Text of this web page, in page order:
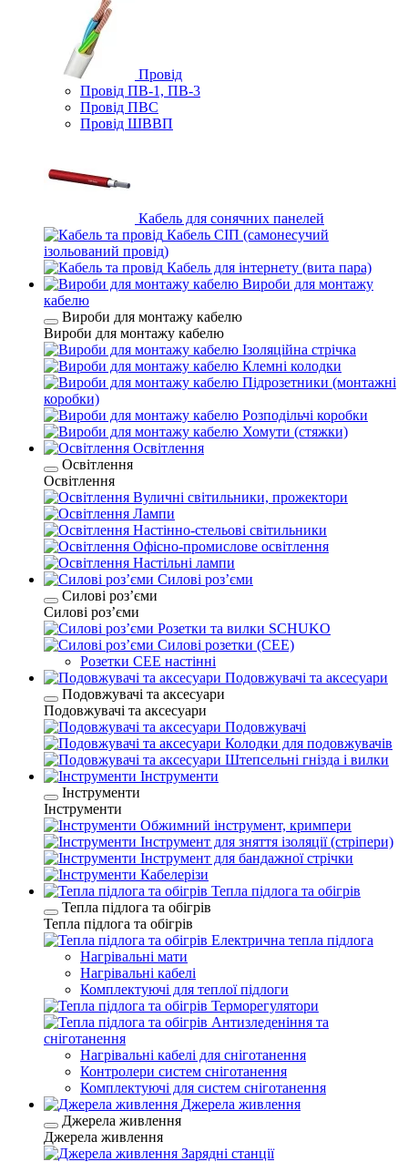
Провід
Провід ПВ-1, ПВ-3
Провід ПВС
Провід ШВВП
Кабель для сонячних панелей
Кабель СІП (самонесучий
ізольований провід)
Кабель для інтернету (вита пара)
Вироби для монтажу
кабелю
Вироби для монтажу кабелю
Вироби для монтажу кабелю
Ізоляційна стрічка
Клемні колодки
Підрозетники (монтажні
коробки)
Розподільчі коробки
Хомути (стяжки)
Освітлення
Освітлення
Освітлення
Вуличні світильники, прожектори
Лампи
Настінно-стельові світильники
Офісно-промислове освітлення
Настільні лампи
Силові розʼєми
Силові розʼєми
Силові розʼєми
Розетки та вилки SCHUKO
Силові розетки (CEE)
Розетки CEE настінні
Подовжувачі та аксесуари
Подовжувачі та аксесуари
Подовжувачі та аксесуари
Подовжувачі
Колодки для подовжувачів
Штепсельні гнізда і вилки
Інструменти
Інструменти
Інструменти
Обжимний інструмент, кримпери
Інструмент для зняття ізоляції (стріпери)
Інструмент для бандажної стрічки
Кабелерізи
Тепла підлога та обігрів
Тепла підлога та обігрів
Тепла підлога та обігрів
Електрична тепла підлога
Нагрівальні мати
Нагрівальні кабелі
Комплектуючі для теплої підлоги
Терморегулятори
Антизледеніння та
сніготанення
Нагрівальні кабелі для сніготанення
Контролери систем сніготанення
Комплектуючі для систем сніготанення
Джерела живлення
Джерела живлення
Джерела живлення
Зарядні станції